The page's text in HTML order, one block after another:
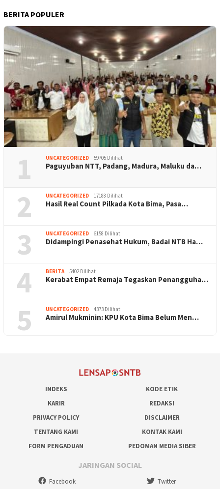
BERITA POPULER
1 UNCATEGORIZED 59705 Dilihat
Paguyuban NTT, Padang, Madura, Maluku da…
2 UNCATEGORIZED 17188 Dilihat
Hasil Real Count Pilkada Kota Bima, Pasa…
3 UNCATEGORIZED 6158 Dilihat
Didampingi Penasehat Hukum, Badai NTB Ha…
4 BERITA 5402 Dilihat
Kerabat Empat Remaja Tegaskan Penangguha…
5 UNCATEGORIZED 4373 Dilihat
Amirul Mukminin: KPU Kota Bima Belum Men…
INDEKS
KODE ETIK
KARIR
REDAKSI
PRIVACY POLICY
DISCLAIMER
TENTANG KAMI
KONTAK KAMI
FORM PENGADUAN
PEDOMAN MEDIA SIBER
JARINGAN SOCIAL
Facebook Twitter